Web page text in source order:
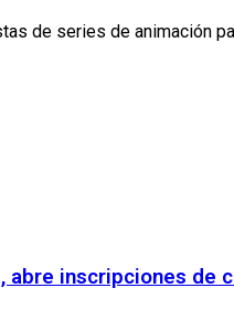
de series de animación
inscripciones de